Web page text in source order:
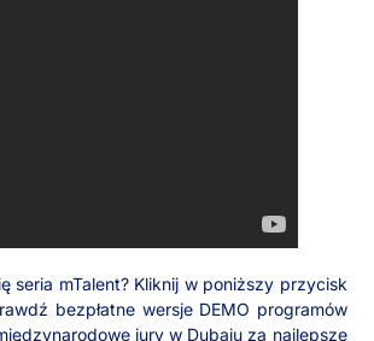
seria mTalent? Kliknij w poniższy przycisk
bezpłatne wersje DEMO programów
jury w Dubaju za najlepsze